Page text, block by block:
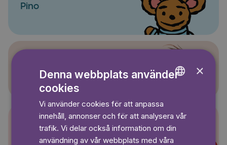
Pino
Sagasagor
Super-Charlie
×
Denna webbplats använder
cookies
Vi använder cookies för att anpassa
innehåll, annonser och för att analysera vår
trafik. Vi delar också information om din
användning av vår webbplats med våra